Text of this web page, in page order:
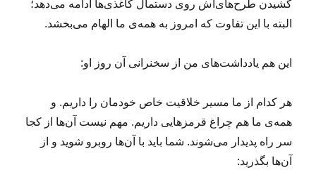
کشیدن طرح‌های‌اش روی دستمال کاغذی‌ها ادامه می‌دهد؛
البته با این تفاوت که امروز به همه‌ی ما الهام می‌بخشد.
این هم یادداشت‌های من از سخنرانی آن روز او:
هر کدام از ما مسیر خلاقیت خاص خودمان را داریم. و
همه‌ی ما هم چراغ قرمزهایی داریم. مهم نیست آن‌ها از کجا
سر راه پدیدار می‌شوند. شما باید با آن‌ها روبرو شوید و از
آن‌ها بگذرید: